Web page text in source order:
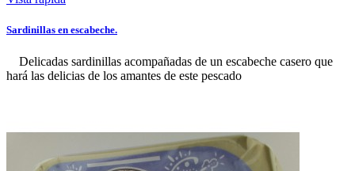
Sardinillas en escabeche.
Delicadas sardinillas acompañadas de un escabeche casero que
hará las delicias de los amantes de este pescado